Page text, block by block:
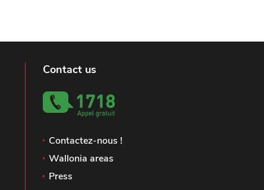
Contact us
Contactez-nous !
Wallonia areas
Press